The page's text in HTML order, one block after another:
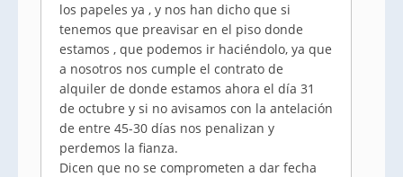
los papeles ya , y nos han dicho que si
tenemos que preavisar en el piso donde
estamos , que podemos ir haciéndolo, ya que
a nosotros nos cumple el contrato de
alquiler de donde estamos ahora el día 31
de octubre y si no avisamos con la antelación
de entre 45-30 días nos penalizan y
perdemos la fianza.
Dicen que no se comprometen a dar fecha